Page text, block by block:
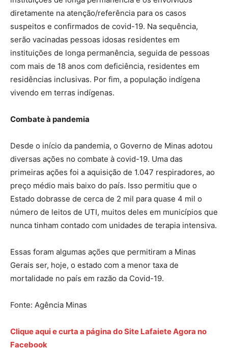
diretamente na atenção/referência para os casos
suspeitos e confirmados de covid-19. Na sequência,
serão vacinadas pessoas idosas residentes em
instituições de longa permanência, seguida de pessoas
com mais de 18 anos com deficiência, residentes em
residências inclusivas. Por fim, a população indígena
vivendo em terras indígenas.
Combate à pandemia
Desde o início da pandemia, o Governo de Minas adotou
diversas ações no combate à covid-19. Uma das
primeiras ações foi a aquisição de 1.047 respiradores, ao
preço médio mais baixo do país. Isso permitiu que o
Estado dobrasse de cerca de 2 mil para quase 4 mil o
número de leitos de UTI, muitos deles em municípios que
nunca tinham contado com unidades de terapia intensiva.
Essas foram algumas ações que permitiram a Minas
Gerais ser, hoje, o estado com a menor taxa de
mortalidade no país em razão da Covid-19.
Fonte: Agência Minas
Clique aqui e curta a página do Site Lafaiete Agora no
Facebook